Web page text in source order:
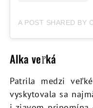
Alka veľká
Patrila medzi
vyskytovala sa